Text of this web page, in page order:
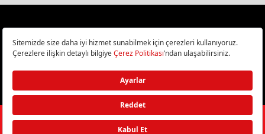
Türkiye
Bilişim ve Teknoloji Haberleri CHIP Online’da!
©2026Doğan Burda Dergi Yayıncılık ve Pazarlama A.Ş./ Tüm hakları